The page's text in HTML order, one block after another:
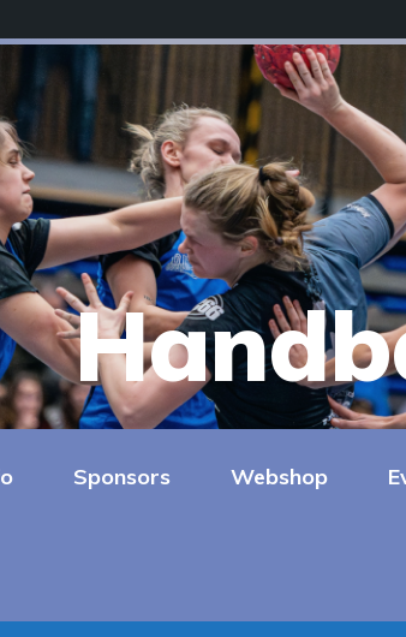
Sponsors Webshop